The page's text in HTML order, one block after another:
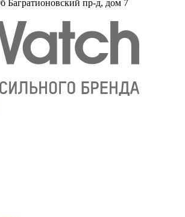
Багратионовский пр-д, дом 7